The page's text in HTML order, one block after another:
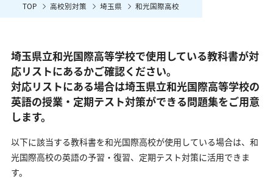
TOP 高校別対策 埼玉県 和光国際高校
埼玉県立和光国際高等学校で使用している教科書が対
応リストにあるかご確認ください。
対応リストにある場合は埼玉県立和光国際高等学校の
英語の授業・定期テスト対策ができる問題集をご用意
します。
以下に該当する教科書を和光国際高校が使用している場合は、 和
光国際高校の英語の予習・復習、定期テスト対策に活用できま
す。